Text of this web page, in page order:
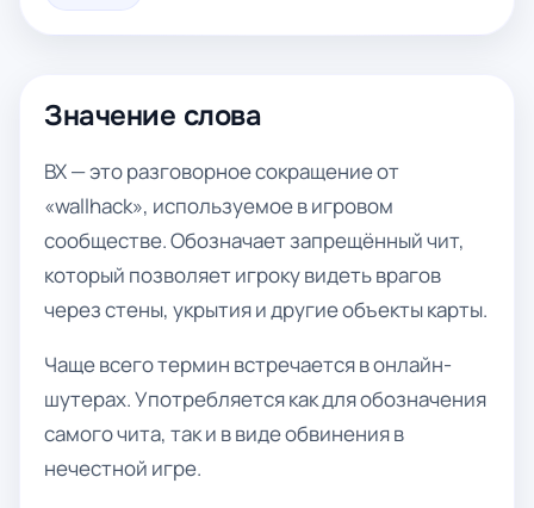
Значение слова
ВХ — это разговорное сокращение от
«wallhack», используемое в игровом
сообществе. Обозначает запрещённый чит,
который позволяет игроку видеть врагов
через стены, укрытия и другие объекты карты.
Чаще всего термин встречается в онлайн-
шутерах. Употребляется как для обозначения
самого чита, так и в виде обвинения в
нечестной игре.